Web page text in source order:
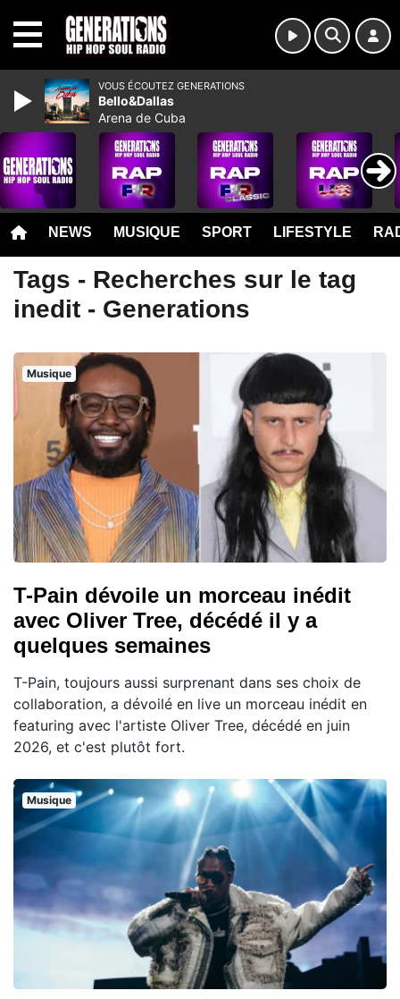
NEWS MUSIQUE SPORT LIFESTYLE
Tags - Recherches sur le tag
inedit - Generations
Musique
T-Pain dévoile un morceau inédit
avec Oliver Tree, décédé il y a
quelques semaines
T-Pain, toujours aussi surprenant dans ses choix de
collaboration, a dévoilé en live un morceau inédit en
featuring avec l'artiste Oliver Tree, décédé en juin
2026, et c'est plutôt fort.
Musique
VOUS ÉCOUTEZ GENERATIONS
Bello&Dallas
Arena de Cuba